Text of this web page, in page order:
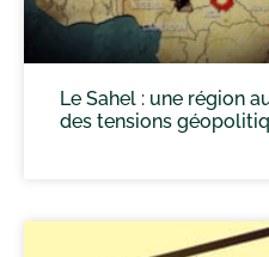
Le Sahel : une région
des tensions